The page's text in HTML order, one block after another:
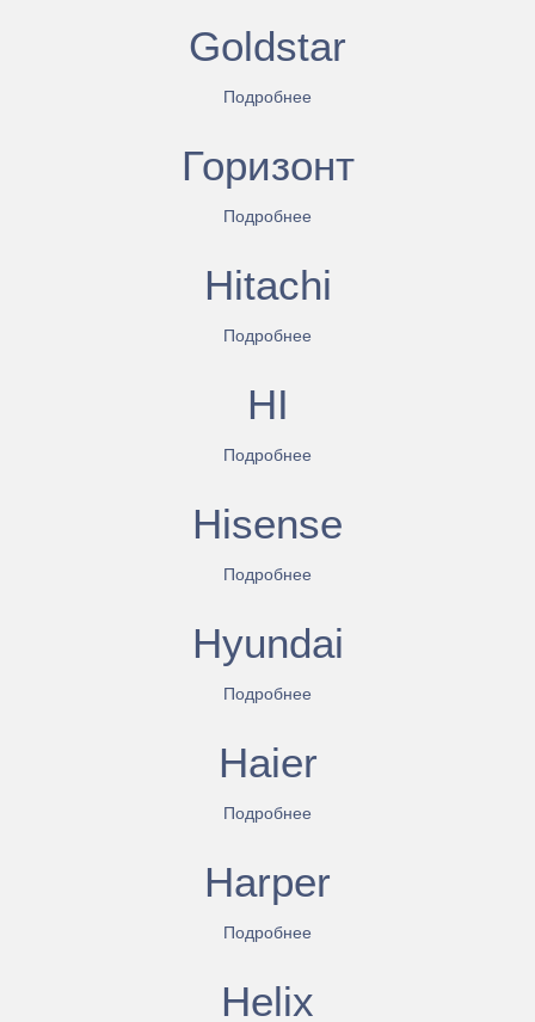
Goldstar
Подробнее
Горизонт
Подробнее
Hitachi
Подробнее
HI
Подробнее
Hisense
Подробнее
Hyundai
Подробнее
Haier
Подробнее
Harper
Подробнее
Helix